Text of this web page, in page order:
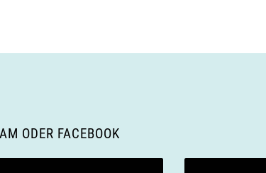
ODER FACEBOOK